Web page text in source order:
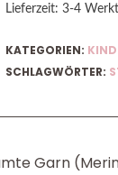
Lieferzeit: 3-4
KATEGORIEN:
SCHLAGWÖRTER:
Garn